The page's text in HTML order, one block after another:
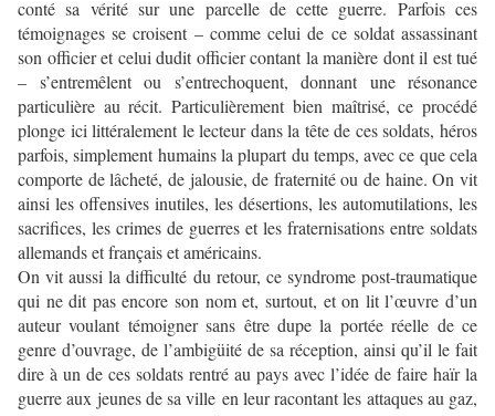
conté sa vérité sur une parcelle de cette guerre. Parfois ces
témoignages se croisent – comme celui de ce soldat assassinant
son officier et celui dudit officier contant la manière dont il est tué
– s’entremêlent ou s’entrechoquent, donnant une résonance
particulière au récit. Particulièrement bien maîtrisé, ce procédé
plonge ici littéralement le lecteur dans la tête de ces soldats, héros
parfois, simplement humains la plupart du temps, avec ce que cela
comporte de lâcheté, de jalousie, de fraternité ou de haine. On vit
ainsi les offensives inutiles, les désertions, les automutilations, les
sacrifices, les crimes de guerres et les fraternisations entre soldats
allemands et français et américains.
On vit aussi la difficulté du retour, ce syndrome post-traumatique
qui ne dit pas encore son nom et, surtout, et on lit l’œuvre d’un
auteur voulant témoigner sans être dupe la portée réelle de ce
genre d’ouvrage, de l’ambigüité de sa réception, ainsi qu’il le fait
dire à un de ces soldats rentré au pays avec l’idée de faire haïr la
guerre aux jeunes de sa ville en leur racontant les attaques au gaz,